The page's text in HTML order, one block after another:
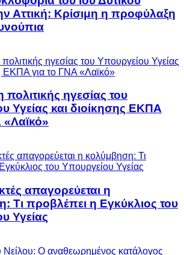
Αττική: Κρίσιμη η προφύλαξη
ηγεσίας του
Υγείας και διοίκησης ΕΚΠΑ
«Λαϊκό»
απαγορεύεται η
Τι προβλέπει η Εγκύκλιος του
Υγείας